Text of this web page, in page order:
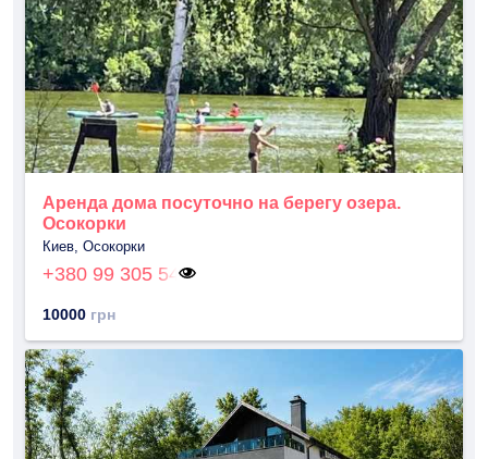
Аренда дома посуточно на берегу озера.
Осокорки
Киев, Осокорки
+380 99 305 54
10000 грн